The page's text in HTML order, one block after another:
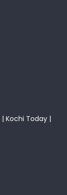
| Kochi Today |